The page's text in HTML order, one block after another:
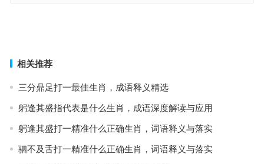
相关推荐
三分鼎足打一最佳生肖，成语释义精选
躬逢其盛指代表是什么生肖，成语深度解读与应用
躬逢其盛打一精准什么正确生肖，词语释义与落实
驷不及舌打一精准什么正确生肖，词语释义与落实